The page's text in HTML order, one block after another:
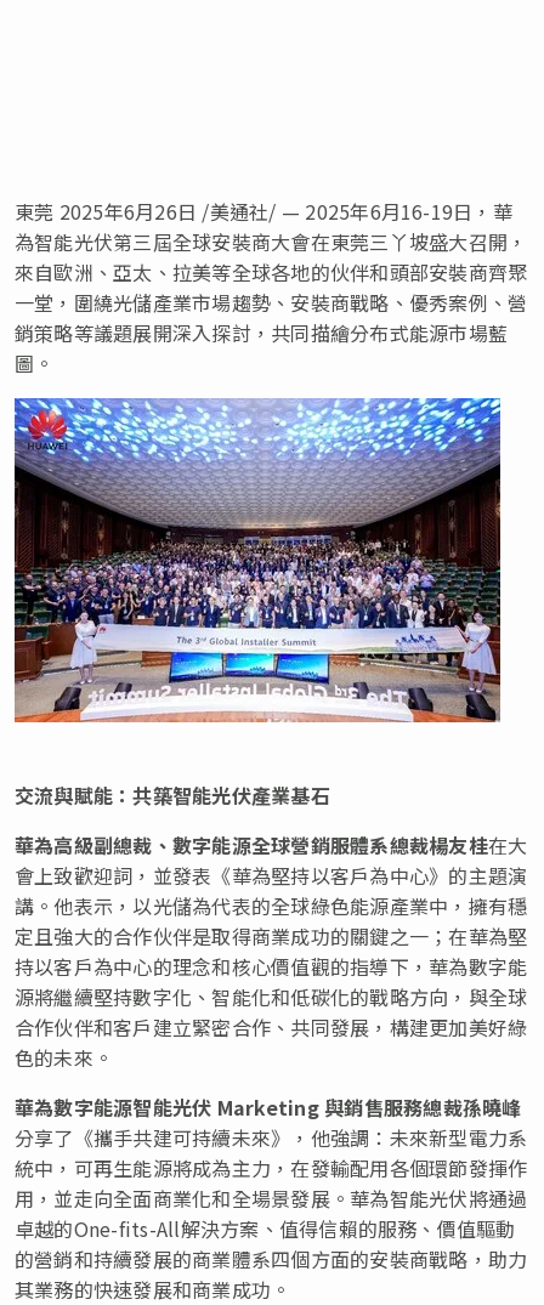
東莞 2025年6月26日 /美通社/ — 2025年6月16-19日，華
為智能光伏第三屆全球安裝商大會在東莞三丫坡盛大召開，
來自歐洲、亞太、拉美等全球各地的伙伴和頭部安裝商齊聚
一堂，圍繞光儲產業市場趨勢、安裝商戰略、優秀案例、營
銷策略等議題展開深入探討，共同描繪分布式能源市場藍
圖。
交流與賦能：共築智能光伏產業基石
華為高級副總裁、數字能源全球營銷服體系總裁楊友桂在大
會上致歡迎詞，並發表《華為堅持以客戶為中心》的主題演
講。他表示，以光儲為代表的全球綠色能源產業中，擁有穩
定且強大的合作伙伴是取得商業成功的關鍵之一；在華為堅
持以客戶為中心的理念和核心價值觀的指導下，華為數字能
源將繼續堅持數字化、智能化和低碳化的戰略方向，與全球
合作伙伴和客戶建立緊密合作、共同發展，構建更加美好綠
色的未來。
華為數字能源智能光伏 Marketing 與銷售服務總裁孫曉峰
分享了《攜手共建可持續未來》，他強調：未來新型電力系
統中，可再生能源將成為主力，在發輸配用各個環節發揮作
用，並走向全面商業化和全場景發展。華為智能光伏將通過
卓越的One-fits-All解決方案、值得信賴的服務、價值驅動
的營銷和持續發展的商業體系四個方面的安裝商戰略，助力
其業務的快速發展和商業成功。